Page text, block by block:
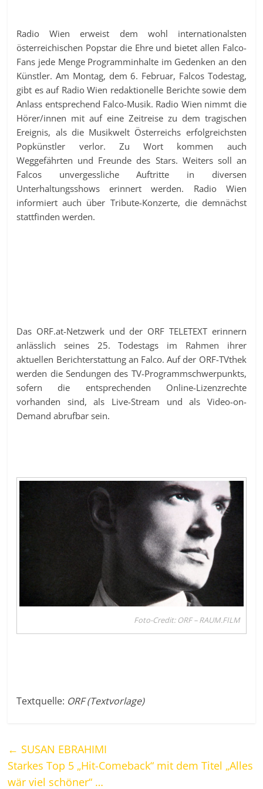
Radio Wien erweist dem wohl internationalsten
österreichischen Popstar die Ehre und bietet allen Falco-
Fans jede Menge Programminhalte im Gedenken an den
Künstler. Am Montag, dem 6. Februar, Falcos Todestag,
gibt es auf Radio Wien redaktionelle Berichte sowie dem
Anlass entsprechend Falco-Musik. Radio Wien nimmt die
Hörer/innen mit auf eine Zeitreise zu dem tragischen
Ereignis, als die Musikwelt Österreichs erfolgreichsten
Popkünstler verlor. Zu Wort kommen auch
Weggefährten und Freunde des Stars. Weiters soll an
Falcos unvergessliche Auftritte in diversen
Unterhaltungsshows erinnert werden. Radio Wien
informiert auch über Tribute-Konzerte, die demnächst
stattfinden werden.
Das ORF.at-Netzwerk und der ORF TELETEXT erinnern
anlässlich seines 25. Todestags im Rahmen ihrer
aktuellen Berichterstattung an Falco. Auf der ORF-TVthek
werden die Sendungen des TV-Programmschwerpunkts,
sofern die entsprechenden Online-Lizenzrechte
vorhanden sind, als Live-Stream und als Video-on-
Demand abrufbar sein.
Foto-Credit: ORF – RAUM.FILM
Textquelle: ORF (Textvorlage)
← SUSAN EBRAHIMI
Starkes Top 5 „Hit-Comeback“ mit dem Titel „Alles
wär viel schöner“ …